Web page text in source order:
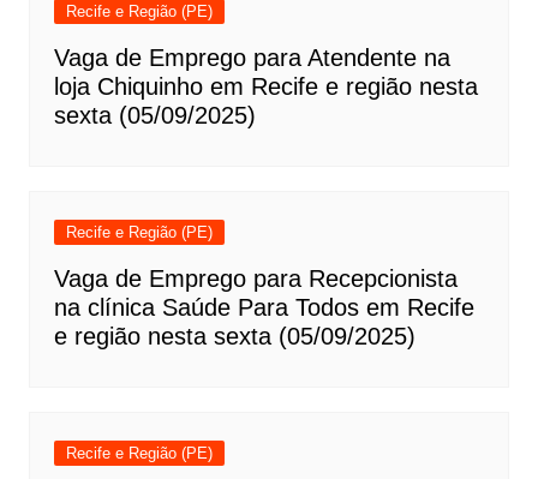
Recife e Região (PE)
Vaga de Emprego para Atendente na
loja Chiquinho em Recife e região nesta
sexta (05/09/2025)
Recife e Região (PE)
Vaga de Emprego para Recepcionista
na clínica Saúde Para Todos em Recife
e região nesta sexta (05/09/2025)
Recife e Região (PE)